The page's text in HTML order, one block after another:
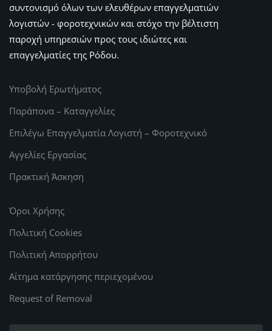
συντονισμό όλων των ελευθέρων επαγγελματιών
λογιστών - φοροτεχνικών και στόχο την βέλτιστη
παροχή υπηρεσιών προς τους ιδιώτες και
επαγγελματίες της Ρόδου.
Υποβολή Ερωτήματος
Παράπονα – Καταγγελίες
Επιλέγω Επαγγελματία Λογιστή – Φοροτεχνικό
Αγγελίες Εργασίας
Πρακτική Άσκηση
Όροι Χρήσης
Πολιτική Cookies
Πολιτική Απορρήτου
Αίτημα κατάργησης περιεχομένου
Request of Removal